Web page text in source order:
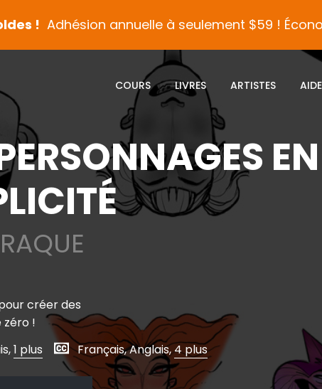
! Adhésion annuelle à seulement $59 !
COURS LIVRES ARTISTES AIDE
EN
créer des
!
1 plus Français, Anglais,4 plus